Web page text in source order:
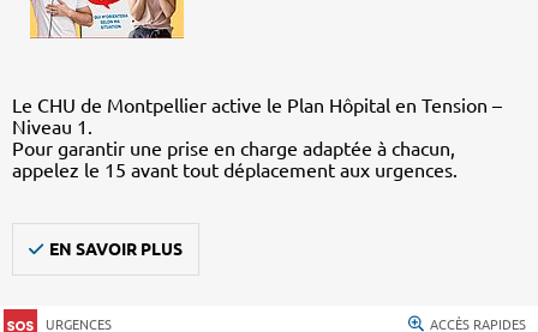
Le CHU de Montpellier active le Plan Hôpital en Tension –
Niveau 1.
Pour garantir une prise en charge adaptée à chacun,
appelez le 15 avant tout déplacement aux urgences.
EN SAVOIR PLUS
URGENCES ACCÈS RAPIDES